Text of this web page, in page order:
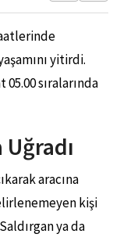
yitirdi.
05.00 sıralarında
Uğradı
aracına
kişi
ya da